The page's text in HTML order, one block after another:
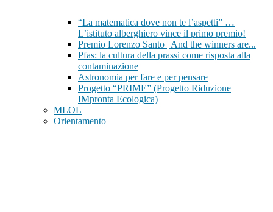
“La matematica dove non te l’aspetti” …
L’istituto alberghiero vince il primo premio!
Premio Lorenzo Santo | And the winners are...
Pfas: la cultura della prassi come risposta alla
contaminazione
Astronomia per fare e per pensare
Progetto “PRIME” (Progetto Riduzione
IMpronta Ecologica)
MLOL
Orientamento